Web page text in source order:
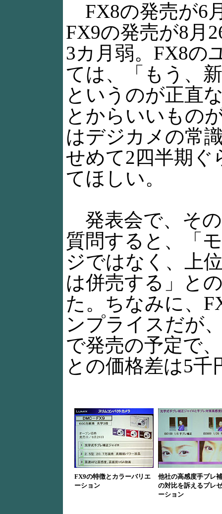
FX8の発売が6
FX9の発売が8月
3カ月弱。FX8の
ては、「もう、
というのが正直
とからいいもの
はデジカメの常
せめて2四半期ぐ
てほしい。
発表会で、そ
質問すると、「
ジではなく、上
は併売する」と
た。ちなみに、
ンプライスだが
で発売の予定で
との価格差は5千
FX9の特徴とカラーバリエ
ーション
他社の高感度手ブレ
の対比を訴えるプレ
ーション